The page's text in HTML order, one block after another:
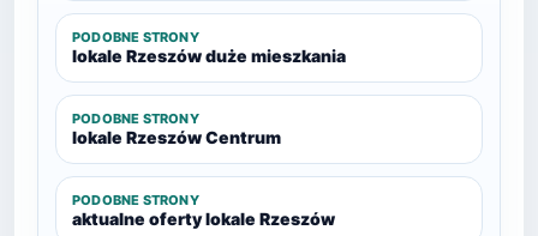
PODOBNE STRONY
lokale Rzeszów duże mieszkania
PODOBNE STRONY
lokale Rzeszów Centrum
PODOBNE STRONY
aktualne oferty lokale Rzeszów